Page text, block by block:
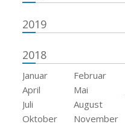
2019
2018
Januar Februar
April
Mai
Juli
August
Oktober
November